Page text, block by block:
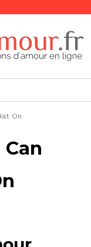
On
Can